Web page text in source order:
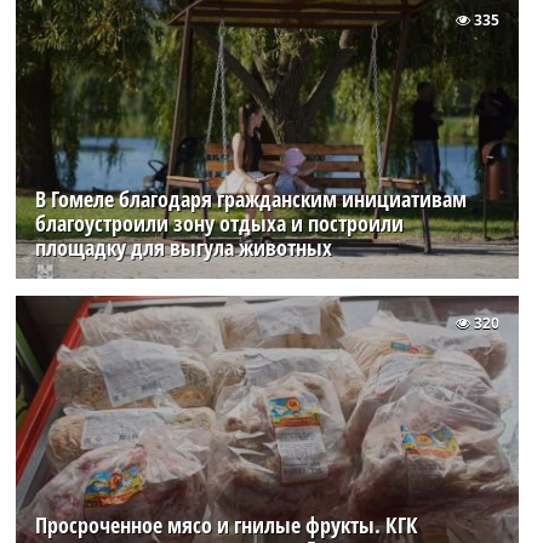
В Гомеле благодаря гражданским инициативам
благоустроили зону отдыха и построили
площадку для выгула животных
335
Просроченное мясо и гнилые фрукты. КГК
320